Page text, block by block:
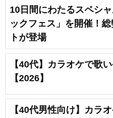
10日間にわたるスペシ
ックフェス」を開催！
トが登場
【40代】カラオケで歌
【2026】
【40代男性向け】カラ